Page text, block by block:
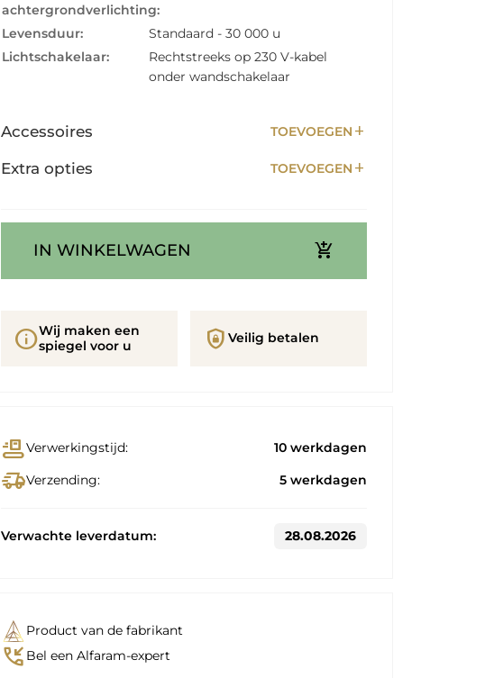
achtergrondverlichting:
Levensduur:
Standaard - 30 000 u
Lichtschakelaar:
Rechtstreeks op 230 V-kabel
onder wandschakelaar
Accessoires TOEVOEGEN add
Extra opties TOEVOEGEN add
IN WINKELWAGEN add_shopping_cart
infoWij maken een
spiegel voor u
shield_lock Veilig betalen
conveyor_beltVerwerkingstijd: 10 werkdagen
delivery_truck_speedVerzending: 5 werkdagen
Verwachte leverdatum: 28.08.2026
Product van de fabrikant
phone_callback Bel een Alfaram-expert